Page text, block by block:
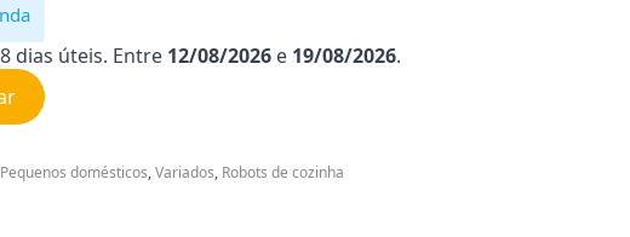
dias úteis. Entre 12/08/2026 e 19/08/2026.
Pequenos domésticos,Variados, Robots de cozinha